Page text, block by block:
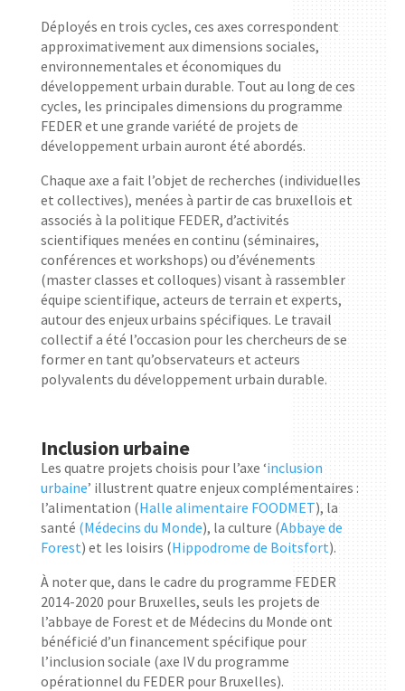
Déployés en trois cycles, ces axes correspondent
approximativement aux dimensions sociales,
environnementales et économiques du
développement urbain durable. Tout au long de ces
cycles, les principales dimensions du programme
FEDER et une grande variété de projets de
développement urbain auront été abordés.
Chaque axe a fait l’objet de recherches (individuelles
et collectives), menées à partir de cas bruxellois et
associés à la politique FEDER, d’activités
scientifiques menées en continu (séminaires,
conférences et workshops) ou d’événements
(master classes et colloques) visant à rassembler
équipe scientifique, acteurs de terrain et experts,
autour des enjeux urbains spécifiques. Le travail
collectif a été l’occasion pour les chercheurs de se
former en tant qu’observateurs et acteurs
polyvalents du développement urbain durable.
Inclusion urbaine
Les quatre projets choisis pour l’axe ‘inclusion
urbaine’ illustrent quatre enjeux complémentaires :
l’alimentation (Halle alimentaire FOODMET), la
santé (Médecins du Monde), la culture (Abbaye de
Forest) et les loisirs (Hippodrome de Boitsfort).
À noter que, dans le cadre du programme FEDER
2014-2020 pour Bruxelles, seuls les projets de
l’abbaye de Forest et de Médecins du Monde ont
bénéficié d’un financement spécifique pour
l’inclusion sociale (axe IV du programme
opérationnel du FEDER pour Bruxelles).